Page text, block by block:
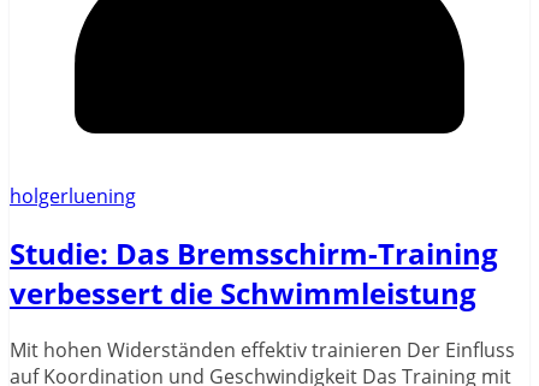
holgerluening
Studie: Das Bremsschirm-Training
verbessert die Schwimmleistung
Mit hohen Widerständen effektiv trainieren Der Einfluss
auf Koordination und Geschwindigkeit Das Training mit